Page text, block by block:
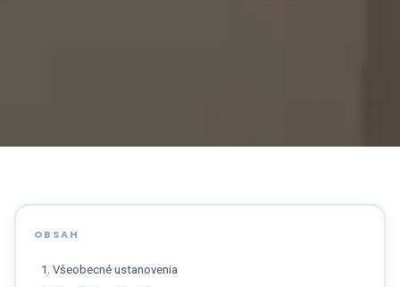
OBSAH
1. Všeobecné ustanovenia